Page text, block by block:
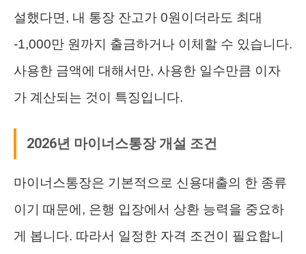
설했다면, 내 통장 잔고가 0원이더라도 최대
-1,000만 원까지 출금하거나 이체할 수 있습니다.
사용한 금액에 대해서만, 사용한 일수만큼 이자
가 계산되는 것이 특징입니다.
2026년 마이너스통장 개설 조건
마이너스통장은 기본적으로 신용대출의 한 종류
이기 때문에, 은행 입장에서 상환 능력을 중요하
게 봅니다. 따라서 일정한 자격 조건이 필요합니